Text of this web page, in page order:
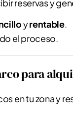
reservas y
yrentable.
el proceso.
para
en tu zona y